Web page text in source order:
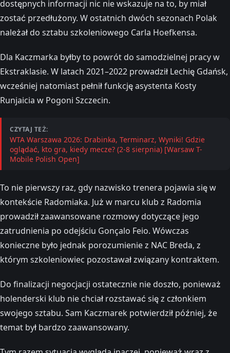
dostępnych informacji nic nie wskazuje na to, by miał
zostać przedłużony. W ostatnich dwóch sezonach Polak
należał do sztabu szkoleniowego Carla Hoefkensa.
Dla Kaczmarka byłby to powrót do samodzielnej pracy w
Ekstraklasie. W latach 2021–2022 prowadził Lechię Gdańsk,
wcześniej natomiast pełnił funkcję asystenta Kosty
Runjaicia w Pogoni Szczecin.
CZYTAJ TEŻ:
WTA Warszawa 2026: Drabinka, Terminarz, Wyniki! Gdzie
oglądać, kto gra, kiedy mecze? (2-8 sierpnia) [Warsaw T-
Mobile Polish Open]
To nie pierwszy raz, gdy nazwisko trenera pojawia się w
kontekście Radomiaka. Już w marcu klub z Radomia
prowadził zaawansowane rozmowy dotyczące jego
zatrudnienia po odejściu Gonçalo Feio. Wówczas
konieczne było jednak porozumienie z NAC Breda, z
którym szkoleniowiec pozostawał związany kontraktem.
Do finalizacji negocjacji ostatecznie nie doszło, ponieważ
holenderski klub nie chciał rozstawać się z członkiem
swojego sztabu. Sam Kaczmarek potwierdził później, że
temat był bardzo zaawansowany.